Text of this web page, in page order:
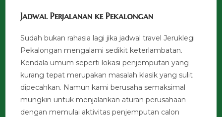
Jadwal Perjalanan ke Pekalongan
Sudah bukan rahasia lagi jika jadwal travel Jeruklegi
Pekalongan mengalami sedikit keterlambatan.
Kendala umum seperti lokasi penjemputan yang
kurang tepat merupakan masalah klasik yang sulit
dipecahkan. Namun kami berusaha semaksimal
mungkin untuk menjalankan aturan perusahaan
dengan memulai aktivitas penjemputan calon